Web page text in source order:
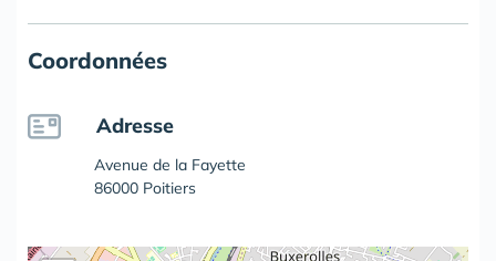
Coordonnées
Adresse
Avenue de la Fayette
86000 Poitiers